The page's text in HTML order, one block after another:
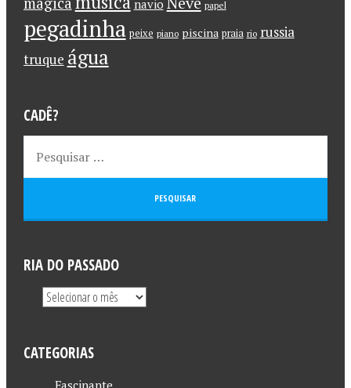
navio papel
pegadinha peixe piano piscina praia rio russia
truque água
CADÊ?
RIA DO PASSADO
CATEGORIAS
Fascinante